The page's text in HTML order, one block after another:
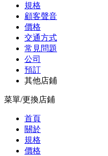
規格
顧客聲音
價格
交通方式
常見問題
公司
預訂
其他店鋪
菜單/更換店鋪
首頁
關於
規格
價格